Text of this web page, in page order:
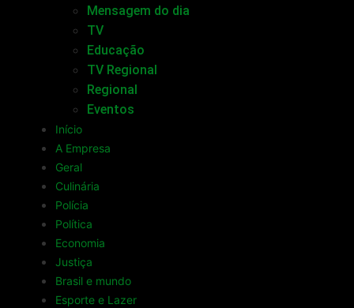
Mensagem do dia
TV
Educação
TV Regional
Regional
Eventos
Início
A Empresa
Geral
Culinária
Polícia
Política
Economia
Justiça
Brasil e mundo
Esporte e Lazer